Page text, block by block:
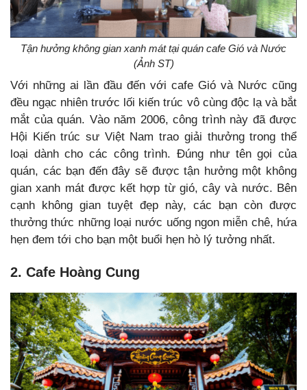
Tận hưởng không gian xanh mát tại quán cafe Gió và Nước
(Ảnh ST)
Với những ai lần đầu đến với cafe Gió và Nước cũng
đều ngạc nhiên trước lối kiến trúc vô cùng độc lạ và bắt
mắt của quán. Vào năm 2006, công trình này đã được
Hội Kiến trúc sư Việt Nam trao giải thưởng trong thể
loại dành cho các công trình. Đúng như tên gọi của
quán, các bạn đến đây sẽ được tận hưởng một không
gian xanh mát được kết hợp từ gió, cây và nước. Bên
cạnh không gian tuyệt đẹp này, các bạn còn được
thưởng thức những loại nước uống ngon miễn chê, hứa
hẹn đem tới cho bạn một buổi hẹn hò lý tưởng nhất.
2. Cafe Hoàng Cung